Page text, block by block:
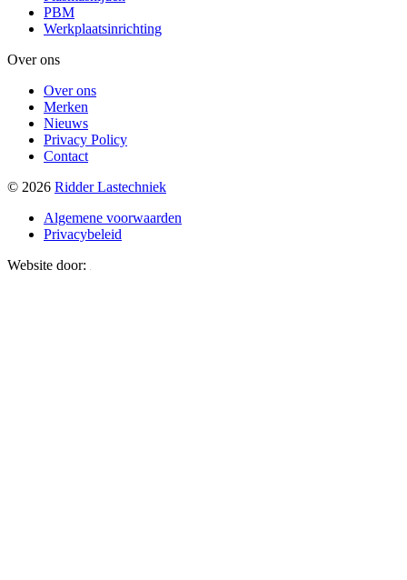
PBM
Werkplaatsinrichting
Over ons
Over ons
Merken
Nieuws
Privacy Policy
Contact
© 2026 Ridder Lastechniek
Algemene voorwaarden
Privacybeleid
Website door: